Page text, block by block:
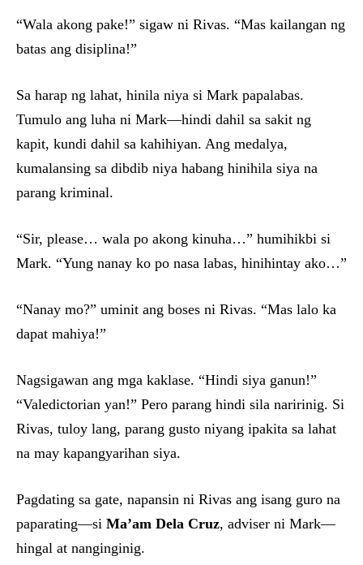
“Wala akong pake!” sigaw ni Rivas. “Mas kailangan ng
batas ang disiplina!”
Sa harap ng lahat, hinila niya si Mark papalabas.
Tumulo ang luha ni Mark—hindi dahil sa sakit ng
kapit, kundi dahil sa kahihiyan. Ang medalya,
kumalansing sa dibdib niya habang hinihila siya na
parang kriminal.
“Sir, please… wala po akong kinuha…” humihikbi si
Mark. “Yung nanay ko po nasa labas, hinihintay ako…”
“Nanay mo?” uminit ang boses ni Rivas. “Mas lalo ka
dapat mahiya!”
Nagsigawan ang mga kaklase. “Hindi siya ganun!”
“Valedictorian yan!” Pero parang hindi sila naririnig. Si
Rivas, tuloy lang, parang gusto niyang ipakita sa lahat
na may kapangyarihan siya.
Pagdating sa gate, napansin ni Rivas ang isang guro na
paparating—si Ma’am Dela Cruz, adviser ni Mark—
hingal at nanginginig.